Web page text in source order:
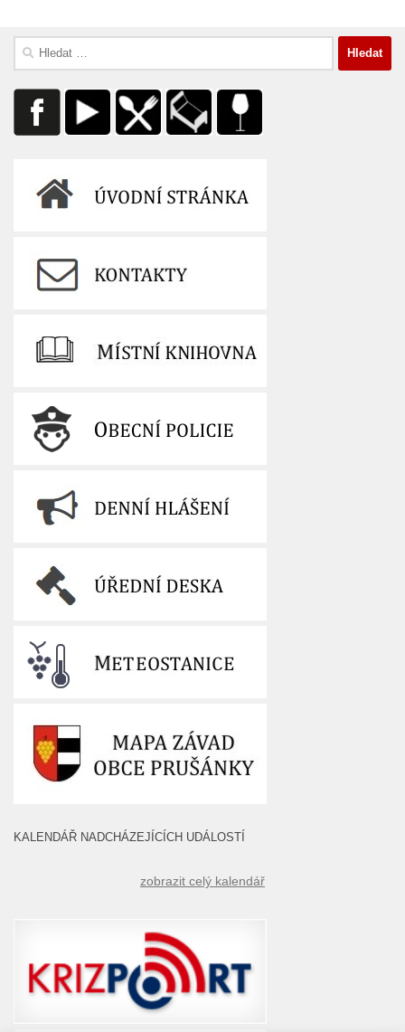
Vyhledávání
KALENDÁŘ NADCHÁZEJÍCÍCH UDÁLOSTÍ
zobrazit celý kalendář